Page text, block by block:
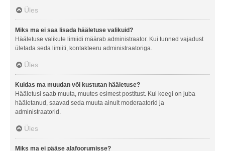
Üles
Miks ma ei saa lisada hääletuse valikuid?
Hääletuse valikute limiidi määrab administraator. Kui tunned vajadust
ületada seda limiiti, kontakteeru administraatoriga.
Üles
Kuidas ma muudan või kustutan hääletuse?
Hääletusi saab muuta, muutes esimest postitust. Kui keegi on juba
hääletanud, saavad seda muuta ainult moderaatorid ja
administraatorid.
Üles
Miks ma ei pääse alafoorumisse?